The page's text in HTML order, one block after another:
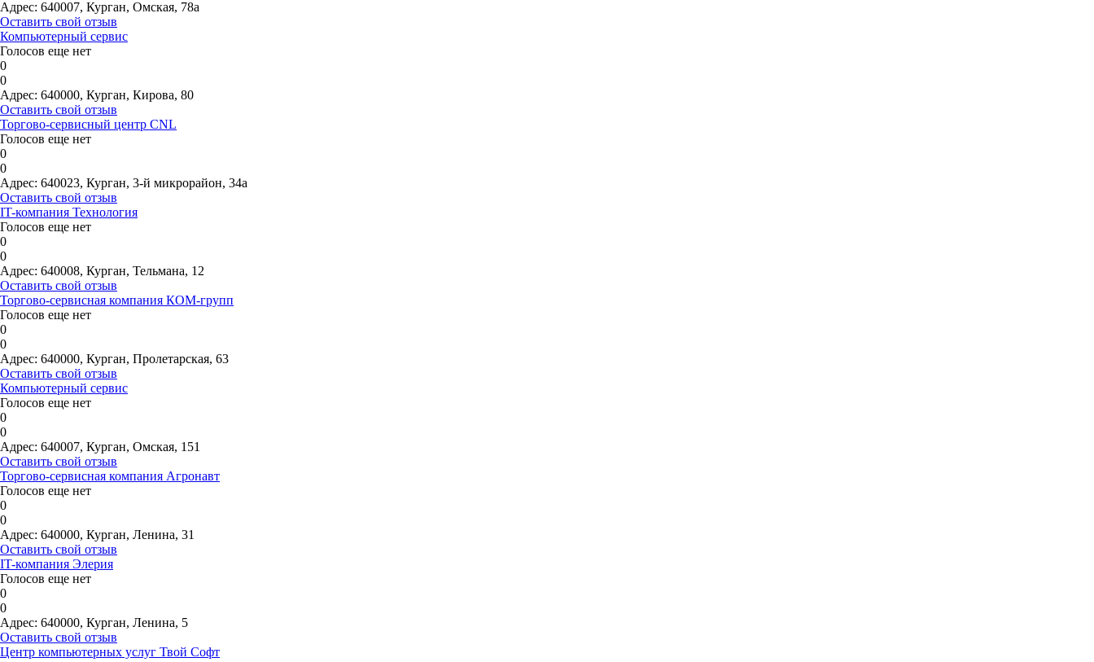
Адрес: 640007, Курган, Омская, 78а
Оставить свой отзыв
Компьютерный сервис
Голосов еще нет
0
0
Адрес: 640000, Курган, Кирова, 80
Оставить свой отзыв
Торгово-сервисный центр CNL
Голосов еще нет
0
0
Адрес: 640023, Курган, 3-й микрорайон, 34а
Оставить свой отзыв
IT-компания Технология
Голосов еще нет
0
0
Адрес: 640008, Курган, Тельмана, 12
Оставить свой отзыв
Торгово-сервисная компания КОМ-групп
Голосов еще нет
0
0
Адрес: 640000, Курган, Пролетарская, 63
Оставить свой отзыв
Компьютерный сервис
Голосов еще нет
0
0
Адрес: 640007, Курган, Омская, 151
Оставить свой отзыв
Торгово-сервисная компания Агронавт
Голосов еще нет
0
0
Адрес: 640000, Курган, Ленина, 31
Оставить свой отзыв
IT-компания Элерия
Голосов еще нет
0
0
Адрес: 640000, Курган, Ленина, 5
Оставить свой отзыв
Центр компьютерных услуг Твой Софт